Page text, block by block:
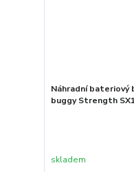
Náhradní bateriový
buggy Strength
skladem